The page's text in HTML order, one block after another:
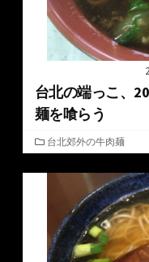
台北の端っこ、
麺を喰らう
カ
テ
ゴ
台北郊外の牛肉麺